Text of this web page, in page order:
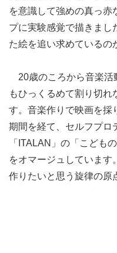
を意識して強めの真っ赤
プに実験感覚で描きまし
た絵を追い求めているの
20歳のころから音楽活
もひっくるめて割り切
す。音楽作りで映画を採
期間を経て、セルフプロ
「 ITALAN 」の「こども
をオマージュしています
作りたいと思う旋律の原